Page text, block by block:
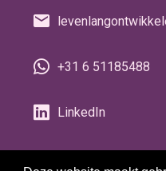
+31 6 51185488
LinkedIn